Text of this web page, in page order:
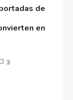
de
en
3